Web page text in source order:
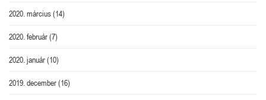
2020. március(14)
2020. február(7)
2020. január(10)
2019. december(16)